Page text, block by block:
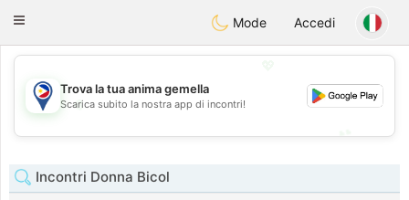
PhilippinesChat
Toggle
Mode Accedi
💖
💕
Trova la tua anima gemella
Scarica subito la nostra app di incontri!
Incontri Donna Bicol